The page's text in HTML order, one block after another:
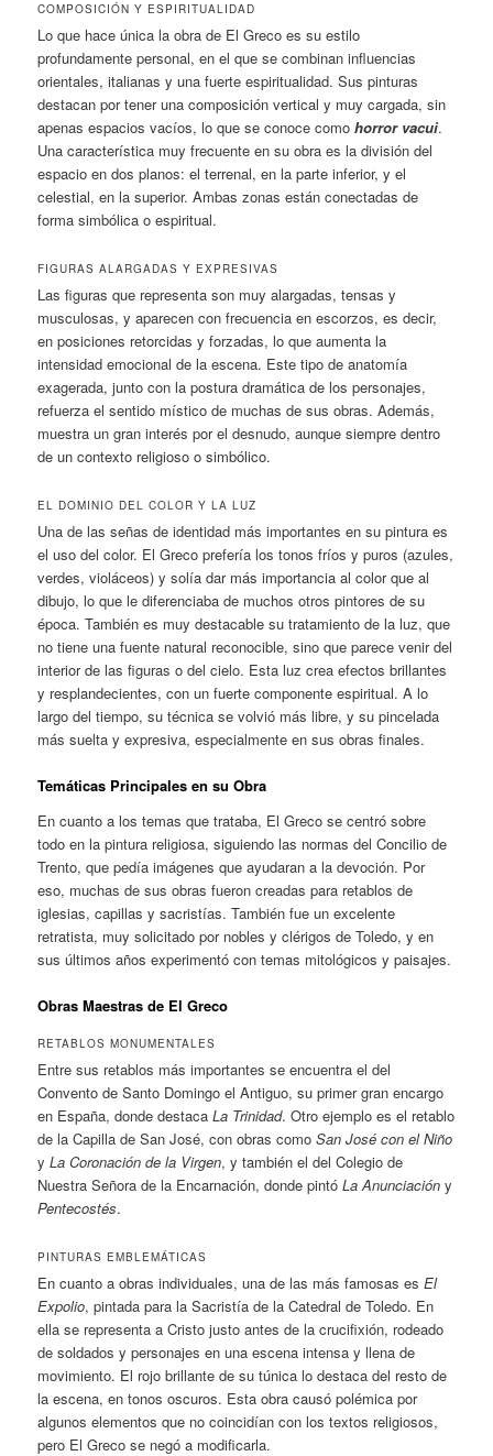
COMPOSICIÓN Y ESPIRITUALIDAD
Lo que haceúnica la obra de El Greco es su estilo
profundamente personal, en el que se combinan influencias
orientales, italianas y una fuerte espiritualidad. Sus pinturas
destacan por tener una composición vertical y muy cargada, sin
apenas espacios vacíos, lo que se conoce comohorror vacui.
Una característica muy frecuente en su obra es la división del
espacio en dos planos: el terrenal, en la parte inferior, y el
celestial, en la superior. Ambas zonas están conectadas de
forma simbólica o espiritual.
FIGURAS ALARGADAS Y EXPRESIVAS
Las figuras que representa son muy alargadas, tensas y
musculosas, y aparecen con frecuencia en escorzos, es decir,
en posiciones retorcidas y forzadas, lo que aumenta la
intensidad emocional de la escena. Este tipo de anatomía
exagerada, junto con la postura dramática de los personajes,
refuerza el sentido místico de muchas de sus obras. Además,
muestra un gran interés por el desnudo, aunque siempre dentro
de un contexto religioso o simbólico.
EL DOMINIO DEL COLOR Y LA LUZ
Una de las señas de identidad más importantes en su pintura es
el uso del color. El Greco prefería los tonos fríos y puros (azules,
verdes, violáceos) y solía dar más importancia al color que al
dibujo, lo que le diferenciaba de muchos otros pintores de su
época. También es muy destacable su tratamiento de la luz, que
no tiene una fuente natural reconocible, sino que parece venir del
interior de las figuras o del cielo. Esta luz crea efectos brillantes
y resplandecientes, con un fuerte componente espiritual. A lo
largo del tiempo, su técnica se volvió más libre, y su pincelada
más suelta y expresiva, especialmente en sus obras finales.
Temáticas Principales en su Obra
En cuanto a los temas que trataba, El Greco se centró sobre
todo en la pintura religiosa, siguiendo las normas del Concilio de
Trento, que pedía imágenes que ayudaran a la devoción. Por
eso, muchas de sus obras fueron creadas para retablos de
iglesias, capillas y sacristías. También fue un excelente
retratista, muy solicitado por nobles y clérigos de Toledo, y en
sus últimos años experimentó con temas mitológicos y paisajes.
Obras Maestras de El Greco
RETABLOS MONUMENTALES
Entre sus retablos más importantes se encuentra el del
Convento de Santo Domingo el Antiguo, su primer gran encargo
en España, donde destacaLa Trinidad. Otro ejemplo es el retablo
de la Capilla de San José, con obras comoSan José con el Niño
yLa Coronación de la Virgen, y también el del Colegio de
Nuestra Señora de la Encarnación, donde pintóLa Anunciación y
Pentecostés.
PINTURAS EMBLEMÁTICAS
En cuanto a obras individuales, una de las más famosas esEl
Expolio, pintada para la Sacristía de la Catedral de Toledo. En
ella se representa a Cristo justo antes de la crucifixión, rodeado
de soldados y personajes en una escena intensa y llena de
movimiento. El rojo brillante de su túnica lo destaca del resto de
la escena, en tonos oscuros. Esta obra causó polémica por
algunos elementos que no coincidían con los textos religiosos,
pero El Greco se negó a modificarla.